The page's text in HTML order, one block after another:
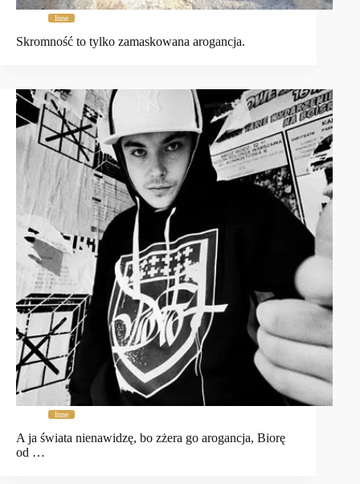
Inne
Skromność to tylko zamaskowana arogancja.
Inne
A ja świata nienawidzę, bo zżera go arogancja, Biorę
od …